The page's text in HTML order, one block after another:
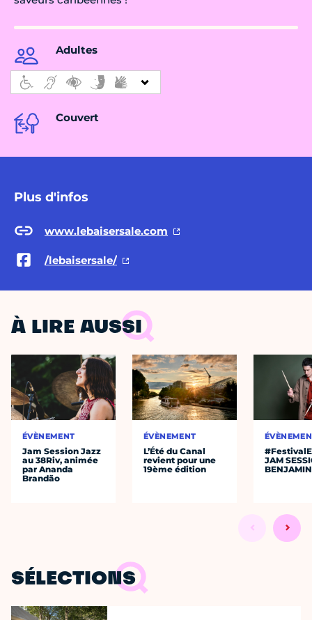
Adultes
Couvert
Plus d'infos
www.lebaisersale.com
/lebaisersale/
À LIRE AUSSI
ÉVÈNEMENT
Jam Session Jazz
au 38Riv, animée
par Ananda
Brandão
ÉVÈNEMENT
L’Été du Canal
revient pour une
19ème édition
JAM
SÉLECTIONS